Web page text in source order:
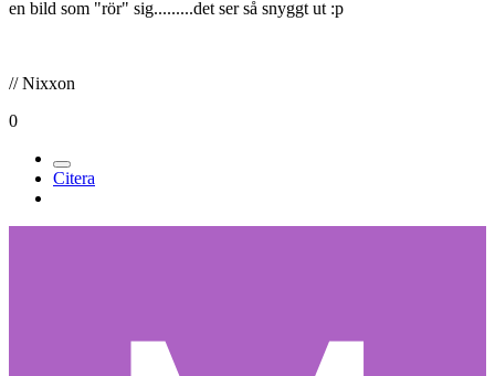
en bild som "rör" sig.........det ser så snyggt ut :p
// Nixxon
0
Citera